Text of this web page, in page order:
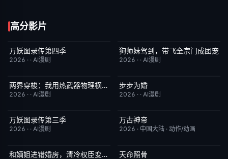
高分影片
完结
万妖图录传第四季
2026 · · AI漫剧
完结 10.0
狗师妹驾到，带飞全宗门成团宠
2026 · · AI漫剧
完结 10.0两界穿梭：我用热武器物理横推修真界
2026 · · AI漫剧
完结
步步为婚
2026 · · AI漫剧
完结
万妖图录传第三季
2026 · · AI漫剧
更新至第7集
万古神帝
2026 · 中国大陆 · 动作/动画
完结 10.0和嫡姐进错婚房，清冷权臣变忠犬 完结
天命照骨